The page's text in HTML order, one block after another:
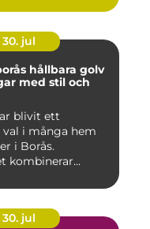
30. jul
golv
med stil och
blivit ett
i många hem
i Borås.
kombinerar
30. jul